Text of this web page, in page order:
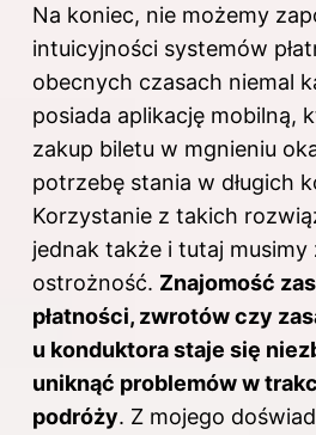
Na koniec, nie możemy
intuicyjności systemów
obecnych czasach niemal
posiada aplikację mobilną,
zakup biletu w mgnieniu
potrzebę stania w długich
Korzystanie z takich
jednak także i tutaj musimy
ostrożność. Znajomość
płatności, zwrotów czy
u konduktora staje się
uniknąć problemów w
podróży. Z mojego